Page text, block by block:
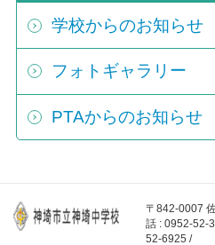
学校からのお知らせ
フォトギャラリー
PTAからのお知らせ
〒842-0007
話 : 0952-52-
52-6925 /